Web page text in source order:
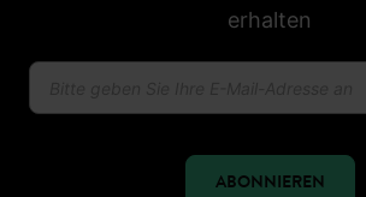
erhalten
ABONNIEREN